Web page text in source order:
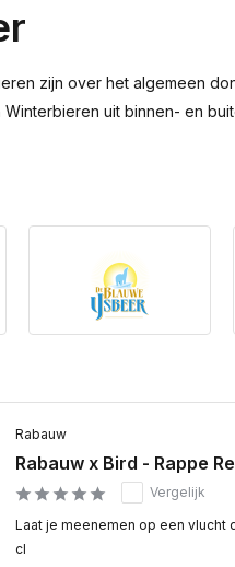
zijn over het algemeen
uit binnen- en
Rabauw
Rabauw x Bird - Rappe
Vergelijk
Laat je meenemen op een vlucht
cl